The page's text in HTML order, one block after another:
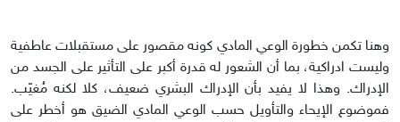
وهنا تكمن خطورة الوعي المادي كونه مقصور على مستقبلات عاطفية
وليست ادراكية، بما أن الشعور له قدرة أكبر على التأثير على الجسد من
الإدراك. وهذا لا يفيد بأن الإدراك البشري ضعيف، كلا لكنه مُغيّب.
فموضوع الإيحاء والتأويل حسب الوعي المادي الضيق هو أخطر على